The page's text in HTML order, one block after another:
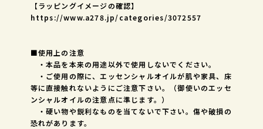
【ラッピングイメージの確認】
https://www.a278.jp/categories/3072557
■使用上の注意
・本品を本来の用途以外で使用しないでください。
・ご使用の際に、エッセンシャルオイルが肌や家具、床
等に直接触れないようにご注意下さい。（御使いのエッセ
ンシャルオイルの注意点に準じます。）
・硬い物や鋭利なものを当てないで下さい。傷や破損の
恐れがあります。